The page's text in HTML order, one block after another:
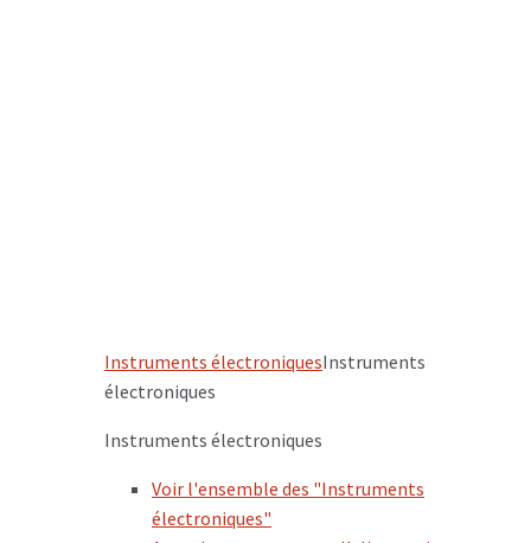
Instruments électroniquesInstruments
électroniques
Instruments électroniques
Voir l'ensemble des "Instruments
électroniques"